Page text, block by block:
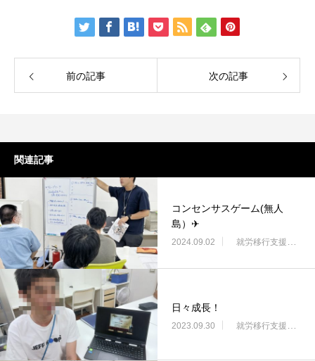
前の記事 次の記事
関連記事
コンセンサスゲーム(無人
島）✈
2024.09.02 就労移行支援・ニコサービス城東センター
日々成長！
2023.09.30 就労移行支援・ニコサービス城東センター